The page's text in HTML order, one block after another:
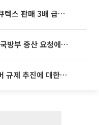
대신證 “알테오젠, 키트루다 큐렉스 판매 3배 급증…목표가 41만원 상향”
[특징주] “탄약 부족하다“ 美 국방부 증산 요청에⋯국내 방산주 급등세
[특징주] 美 중국산 광트랜시버 규제 추진에 대한광통신 등 광통신株 강세